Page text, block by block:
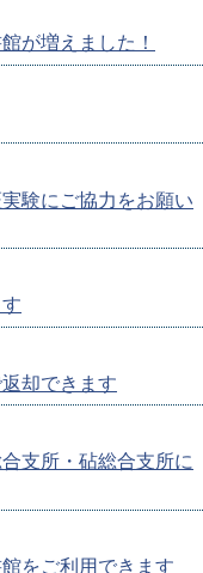
が増えました！
験にご協力をお願い
却できます
支所・砧総合支所に
をご利用できます